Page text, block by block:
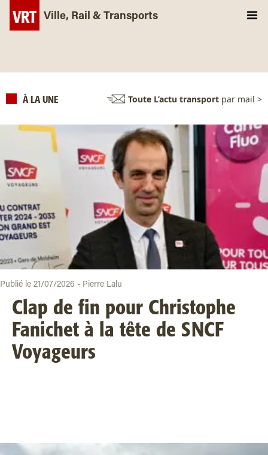
Ville, Rail & Transports
À LA UNE Toute L’actu transport par mail >
Publié le 21/07/2026 - Pierre Lalu
Clap de fin pour Christophe
Fanichet à la tête de SNCF
Voyageurs